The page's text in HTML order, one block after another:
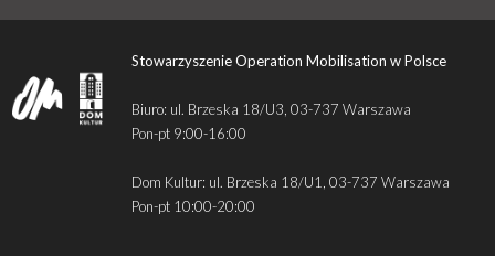
Stowarzyszenie Operation Mobilisation w Polsce
Biuro: ul. Brzeska 18/U3, 03-737 Warszawa
Pon-pt 9:00-16:00
Dom Kultur: ul. Brzeska 18/U1, 03-737 Warszawa
Pon-pt 10:00-20:00